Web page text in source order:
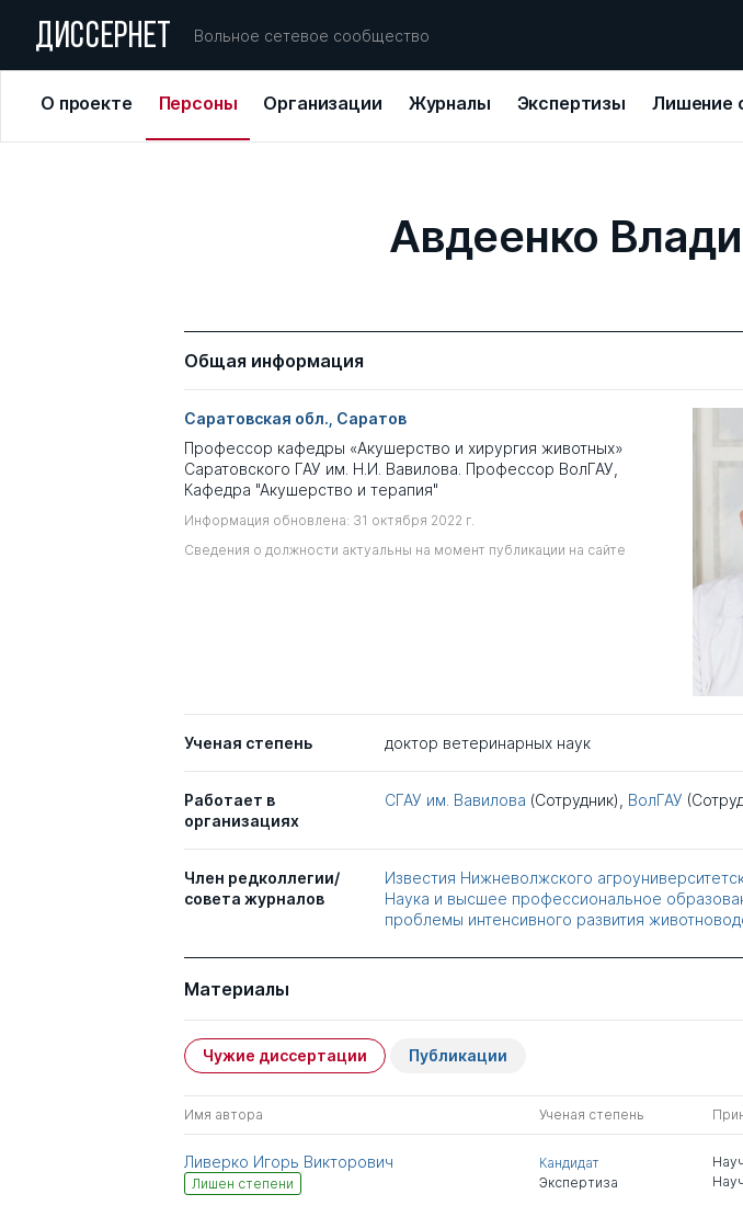
ДИССЕРНЕТ Вольное сетевое сообщество
О проекте Персоны Организации Журналы Экспертизы Лишение
Авдеенко
Общая информация
Саратовская обл., Саратов
Профессор кафедры «Акушерство и хирургия животных»
Саратовского ГАУ им. Н.И. Вавилова. Профессор ВолГАУ,
Кафедра "Акушерство и терапия"
Информация обновлена: 31 октября 2022 г.
Сведения о должности актуальны на момент публикации на сайте
Ученая степень доктор ветеринарных наук
Работает в
организациях
СГАУ им. Вавилова (Сотрудник), ВолГАУ
Член редколлегии/
совета журналов
Известия Нижневолжского
Наука и высшее профессиональное
проблемы интенсивного развития
Материалы
Чужие диссертации Публикации
Имя автора Ученая степень
Ливерко Игорь Викторович
Лишен степени
Кандидат
Экспертиза